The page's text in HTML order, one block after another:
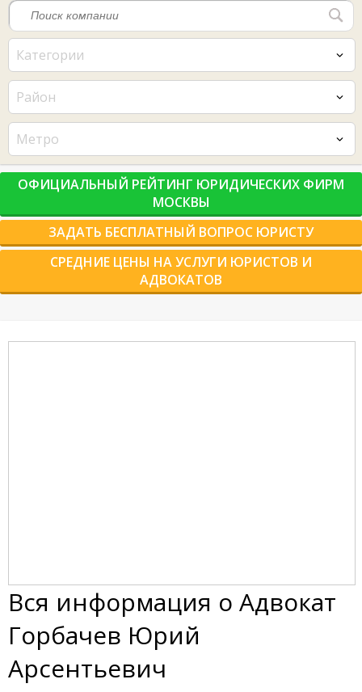
Категории
Район
Метро
ОФИЦИАЛЬНЫЙ РЕЙТИНГ ЮРИДИЧЕСКИХ ФИРМ
МОСКВЫ
ЗАДАТЬ БЕСПЛАТНЫЙ ВОПРОС ЮРИСТУ
СРЕДНИЕ ЦЕНЫ НА УСЛУГИ ЮРИСТОВ И
АДВОКАТОВ
Вся информация о Адвокат
Горбачев Юрий
Арсентьевич